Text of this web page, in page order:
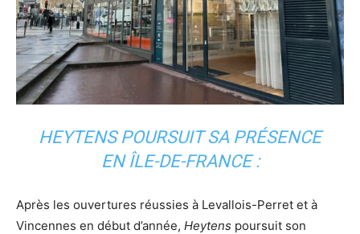
HEYTENS POURSUIT SA PRÉSENCE
EN ÎLE-DE-FRANCE :
Après les ouvertures réussies à Levallois-Perret et à
Vincennes en début d’année, Heytens poursuit son